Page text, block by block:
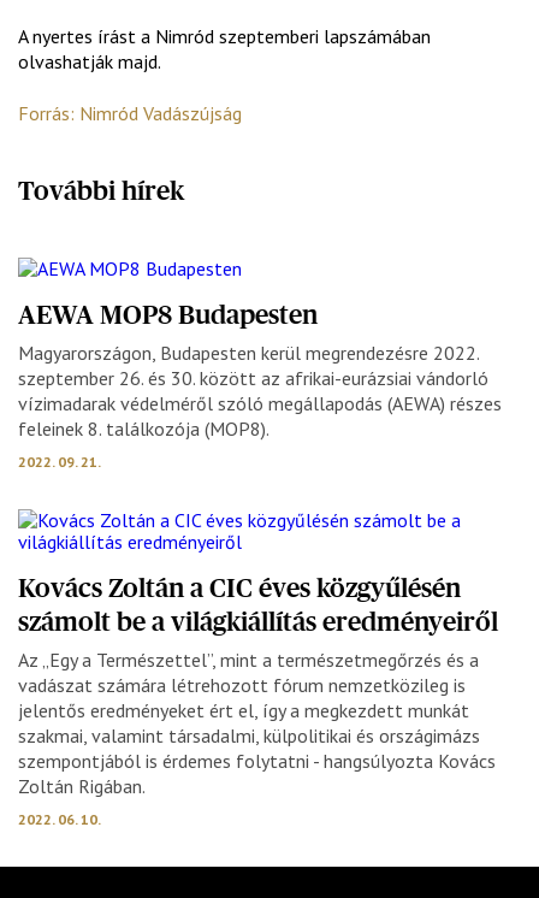
A nyertes írást a Nimród szeptemberi lapszámában
olvashatják majd.
Forrás: Nimród Vadászújság
További hírek
AEWA MOP8 Budapesten
Magyarországon, Budapesten kerül megrendezésre 2022.
szeptember 26. és 30. között az afrikai-eurázsiai vándorló
vízimadarak védelméről szóló megállapodás (AEWA) részes
feleinek 8. találkozója (MOP8).
2022. 09. 21.
Kovács Zoltán a CIC éves közgyűlésén
számolt be a világkiállítás eredményeiről
Az „Egy a Természettel”, mint a természetmegőrzés és a
vadászat számára létrehozott fórum nemzetközileg is
jelentős eredményeket ért el, így a megkezdett munkát
szakmai, valamint társadalmi, külpolitikai és országimázs
szempontjából is érdemes folytatni - hangsúlyozta Kovács
Zoltán Rigában.
2022. 06. 10.